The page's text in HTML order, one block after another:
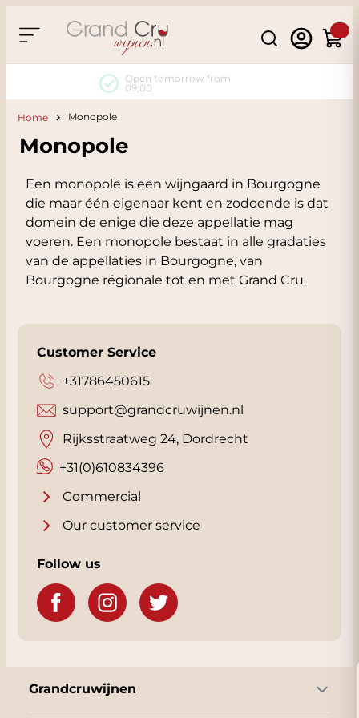
Search
Cart
Open tomorrow from
09:00
Home Monopole
Monopole
Een monopole is een wijngaard in Bourgogne
die maar één eigenaar kent en zodoende is dat
domein de enige die deze appellatie mag
voeren. Een monopole bestaat in alle gradaties
van de appellaties in Bourgogne, van
Bourgogne régionale tot en met Grand Cru.
Customer Service
+31786450615
+31(0)610834396
support@grandcruwijnen.nl
Rijksstraatweg 24, Dordrecht
Commercial
Our customer service
Follow us
Grandcruwijnen